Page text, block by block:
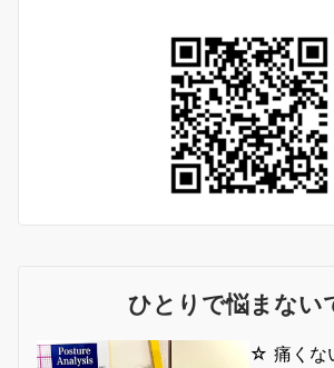
ひとりで悩まない
☆ 痛くな